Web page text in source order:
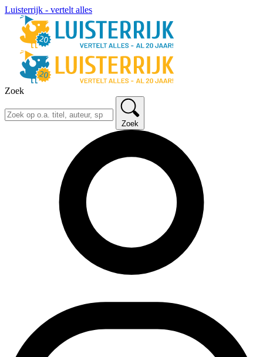
Luisterrijk - vertelt alles
Zoek
Zoek